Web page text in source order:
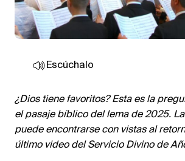
Escúchalo
¿Dios tiene favoritos? Esta es la
el pasaje bíblico del lema de 2025.
puede encontrarse con vistas al
último video del Servicio Divino de